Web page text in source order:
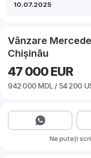
10.07.2025
Vânzare
Chișinău
47 000EUR
942 000 MDL / 54 200
Ne puteți